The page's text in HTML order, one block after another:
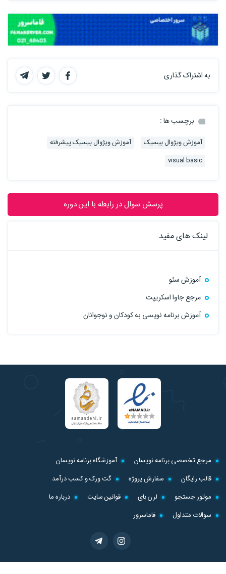
به اشتراک گذاری
برچسب ها :
آموزش ویژوال بیسیک
آموزش ویژوال بیسیک پیشرفته
visual basic
پرسش سوال در رابطه با این دوره
لینک های مفید
آموزش سئو
مرجع جاوا اسکریپت
آموزش برنامه نویسی به کودکان و نوجوانان
مرجع تخصصی برنامه نویسان
آموزشگاه برنامه نویسان
قالب رایگان
سفارش پروژه
گت ورک و کسب درآمد
موتور جستجو
لرن بای قوانین سایت
درباره ما
سوالات متداول
فاماسرور